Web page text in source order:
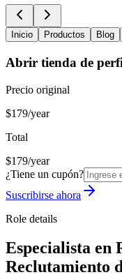
Inicio Productos Blog
Abrir tienda de
Precio original
$179/year
Total
$179/year
¿Tiene un cupón?
Suscribirse ahora
Role details
Especialista en
Reclutamiento